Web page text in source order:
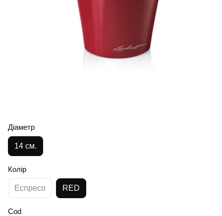
Діаметр
14 см.
Колір
Еспресо RED
Cod